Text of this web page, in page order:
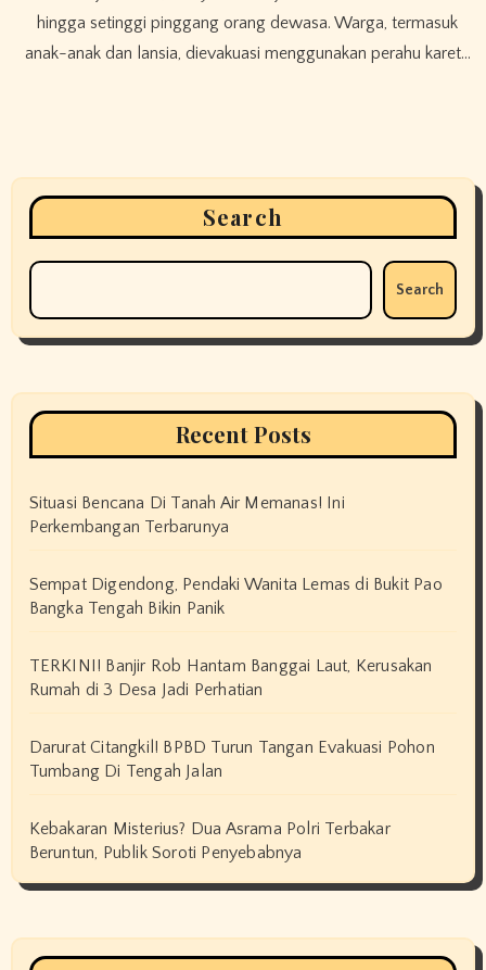
hingga setinggi pinggang orang dewasa. Warga, termasuk
anak-anak dan lansia, dievakuasi menggunakan perahu karet…
Search
Search
Recent Posts
Situasi Bencana Di Tanah Air Memanas! Ini
Perkembangan Terbarunya
Sempat Digendong, Pendaki Wanita Lemas di Bukit Pao
Bangka Tengah Bikin Panik
TERKINI! Banjir Rob Hantam Banggai Laut, Kerusakan
Rumah di 3 Desa Jadi Perhatian
Darurat Citangkil! BPBD Turun Tangan Evakuasi Pohon
Tumbang Di Tengah Jalan
Kebakaran Misterius? Dua Asrama Polri Terbakar
Beruntun, Publik Soroti Penyebabnya